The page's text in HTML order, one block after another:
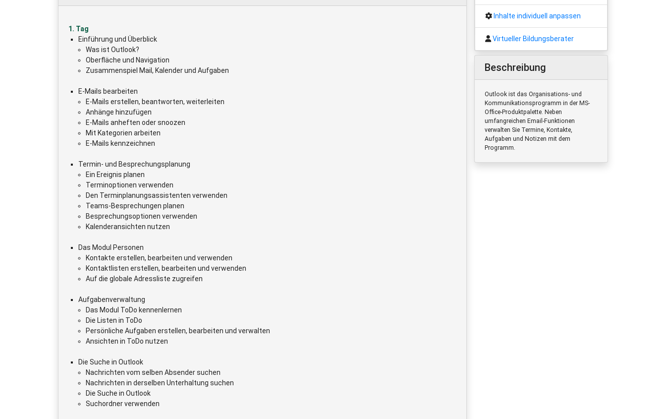
1. Tag
Einführung und Überblick
Was ist Outlook?
Oberfläche und Navigation
Zusammenspiel Mail, Kalender und Aufgaben
E-Mails bearbeiten
E-Mails erstellen, beantworten, weiterleiten
Anhänge hinzufügen
E-Mails anheften oder snoozen
Mit Kategorien arbeiten
E-Mails kennzeichnen
Termin- und Besprechungsplanung
Ein Ereignis planen
Terminoptionen verwenden
Den Terminplanungsassistenten verwenden
Teams-Besprechungen planen
Besprechungsoptionen verwenden
Kalenderansichten nutzen
Das Modul Personen
Kontakte erstellen, bearbeiten und verwenden
Kontaktlisten erstellen, bearbeiten und verwenden
Auf die globale Adressliste zugreifen
Aufgabenverwaltung
Das Modul ToDo kennenlernen
Die Listen in ToDo
Persönliche Aufgaben erstellen, bearbeiten und verwalten
Ansichten in ToDo nutzen
Die Suche in Outlook
Nachrichten vom selben Absender suchen
Nachrichten in derselben Unterhaltung suchen
Die Suche in Outlook
Suchordner verwenden
Inhalte individuell anpassen
Virtueller Bildungsberater
Beschreibung
Outlook ist das Organisations- und
Kommunikationsprogramm in der MS-
Office-Produktpalette. Neben
umfangreichen Email-Funktionen
verwalten Sie Termine, Kontakte,
Aufgaben und Notizen mit dem
Programm.